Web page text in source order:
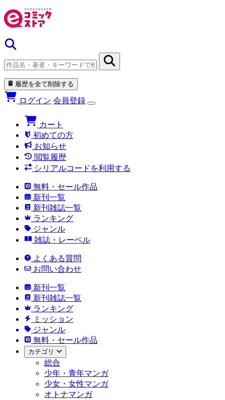
履歴を全て削除する
ログイン 会員登録
カート
初めての方
お知らせ
閲覧履歴
シリアルコードを利用する
無料・セール作品
新刊一覧
新刊雑誌一覧
ランキング
ジャンル
雑誌・レーベル
よくある質問
お問い合わせ
新刊一覧
新刊雑誌一覧
ランキング
ミッション
ジャンル
無料・セール作品
カテゴリ
総合
少年・青年マンガ
少女・女性マンガ
オトナマンガ